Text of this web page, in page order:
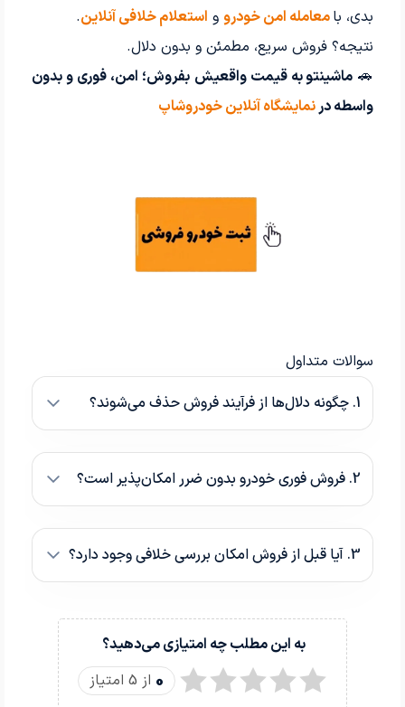
بدی، بامعامله امن خودروو استعلام خلافی آنلاین.
نتیجه؟ فروش سریع، مطمئن و بدون دلال.
🚗ماشینتو به قیمت واقعیش بفروش؛ امن، فوری و بدون
واسطه درنمایشگاه آنلاین خودروشاپ
سوالات متداول
1. چگونه دلال‌ها از فرآیند فروش حذف می‌شوند؟
2. فروش فوری خودرو بدون ضرر امکان‌پذیر است؟
3. آیا قبل از فروش امکان بررسی خلافی وجود دارد؟
به این مطلب چه امتیازی می‌دهید؟
0 از 5 امتیاز